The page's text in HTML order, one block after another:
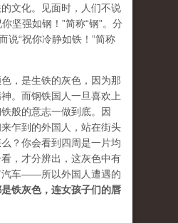
文化。见面时，人们不说
坚强如钢！”简称“钢”。分
说“祝你冷静如铁！”简称
，是生铁的灰色，因为那
。而钢铁国人一旦喜欢上
般的意志一做到底。因
乍到的外国人，站在街头
？你会看到四周是一片均
，才分辨出，这灰色中有
汽车——所以外国人遭遇的
铁灰色，连女孩子们的唇